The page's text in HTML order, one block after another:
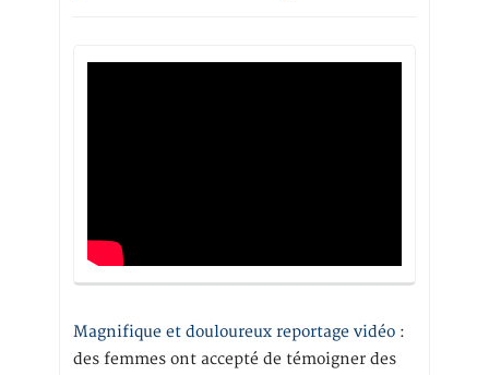
Magnifique et douloureux reportage vidéo :
des femmes ont accepté de témoigner des